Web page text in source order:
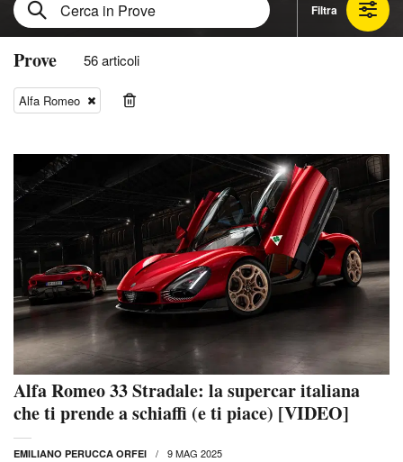
Filtra
Prove 56 articoli
Alfa Romeo
Alfa Romeo 33 Stradale: la supercar italiana
che ti prende a schiaffi (e ti piace) [VIDEO]
EMILIANO PERUCCA ORFEI 9 MAG 2025